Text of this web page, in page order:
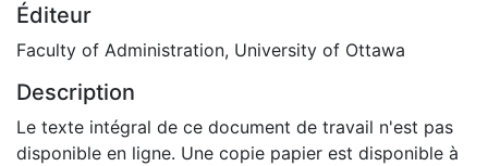
Éditeur
Faculty of Administration, University of Ottawa
Description
Le texte intégral de ce document de travail n'est pas
disponible en ligne. Une copie papier est disponible à